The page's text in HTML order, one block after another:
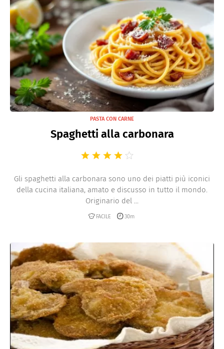
PASTA CON CARNE
Spaghetti alla carbonara
Gli spaghetti alla carbonara sono uno dei piatti più iconici
della cucina italiana, amato e discusso in tutto il mondo.
Originario del ...
FACILE 30m